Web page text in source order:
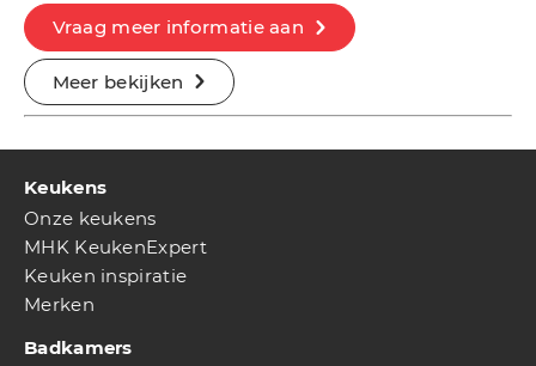
Vraag meer informatie aan
Meer bekijken
Keukens
Onze keukens
MHK KeukenExpert
Keuken inspiratie
Merken
Badkamers